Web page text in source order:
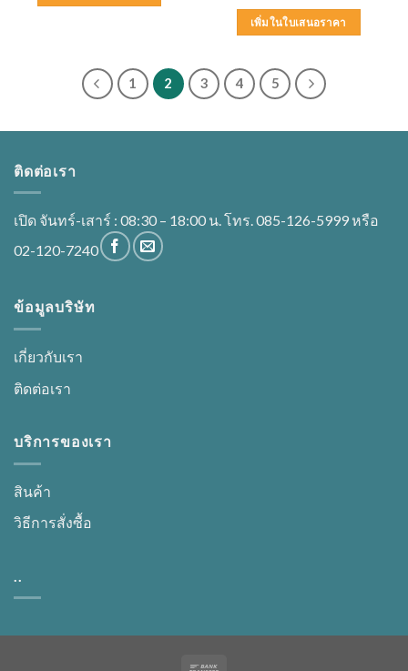
เพิ่มในใบเสนอราคา
1 2 3 4 5
ติดต่อเรา
เปิด จันทร์-เสาร์ : 08:30 – 18:00 น. โทร. 085-126-5999 หรือ
02-120-7240
ข้อมูลบริษัท
เกี่ยวกับเรา
ติดต่อเรา
บริการของเรา
สินค้า
วิธีการสั่งซื้อ
..